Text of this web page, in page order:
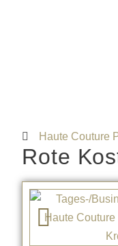
Haute Couture
Rote